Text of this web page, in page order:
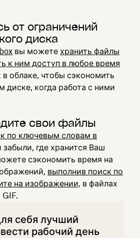
от ограничений
диска
вы можете хранить файлы
к ним доступ в любое время
в облаке, чтобы сэкономить
диске, когда работа с ними
свои файлы
по ключевым словам в
забыли, где хранится Ваш
сэкономить время на
выполнив поиск по
на изображении, в файлах
GIF.
себя лучший
рабочий день